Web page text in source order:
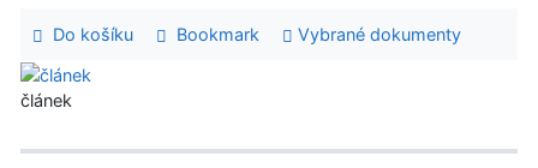
Do košíku Bookmark Vybrané dokumenty
článek